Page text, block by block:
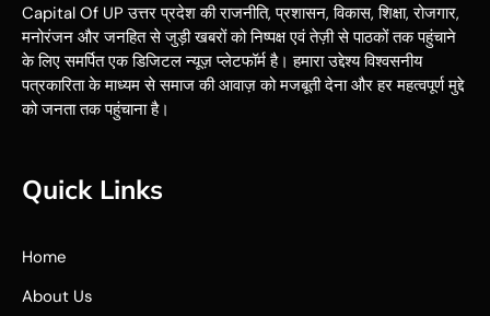
Capital Of UP उत्तर प्रदेश की राजनीति, प्रशासन, विकास, शिक्षा, रोजगार,
मनोरंजन और जनहित से जुड़ी खबरों को निष्पक्ष एवं तेज़ी से पाठकों तक पहुंचाने
के लिए समर्पित एक डिजिटल न्यूज़ प्लेटफॉर्म है। हमारा उद्देश्य विश्वसनीय
पत्रकारिता के माध्यम से समाज की आवाज़ को मजबूती देना और हर महत्वपूर्ण मुद्दे
को जनता तक पहुंचाना है।
Quick Links
Home
About Us